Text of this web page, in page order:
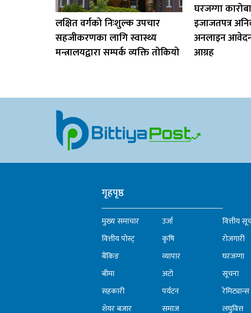
लक्षित वर्गको निःशुल्क उपचार
सहजीकरणका लागि स्वास्थ्य
मन्त्रालयद्वारा सम्पर्क व्यक्ति तोकियो
घरजग्गा
इजाजतपत्र
अनलाइन
आग्रह
गृहपृष्ठ
मुख्य समाचार
वित्तीय पोस्ट्
बैंकिङ
बीमा
सहकारी
शेयर बजार
उर्जा
कृषि
व्यापार
अटो
पर्यटन
समाज
वित्तीय
रोजगारी
घरजग्गा
सूचना
रेमिट्यान्स
लघुवित्त